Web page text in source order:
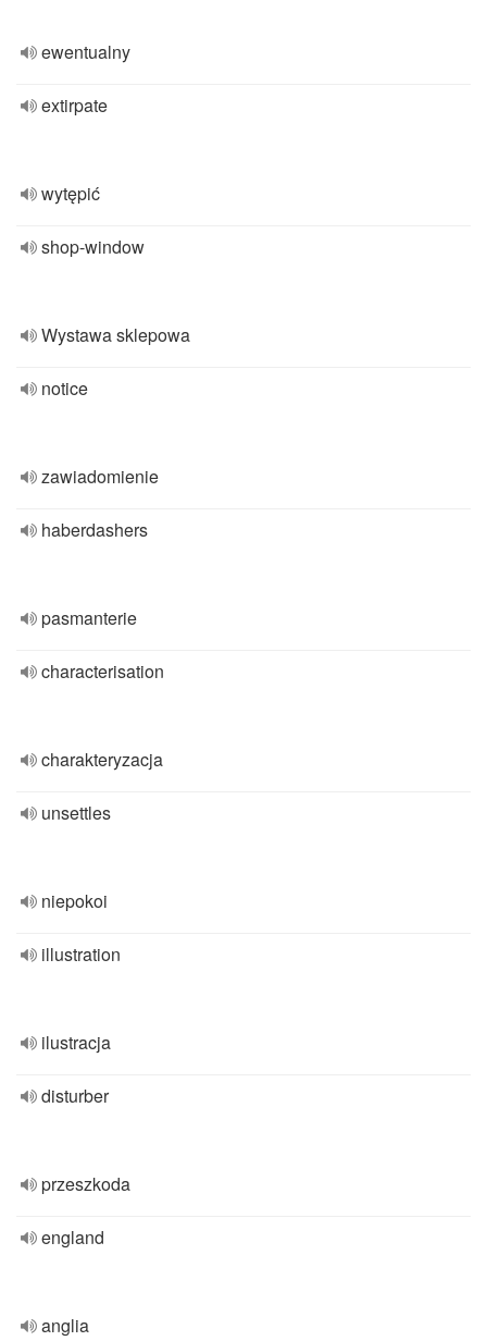
ewentualny
extirpate
wytępić
shop-window
Wystawa sklepowa
notice
zawiadomienie
haberdashers
pasmanterie
characterisation
charakteryzacja
unsettles
niepokoi
illustration
ilustracja
disturber
przeszkoda
england
anglia